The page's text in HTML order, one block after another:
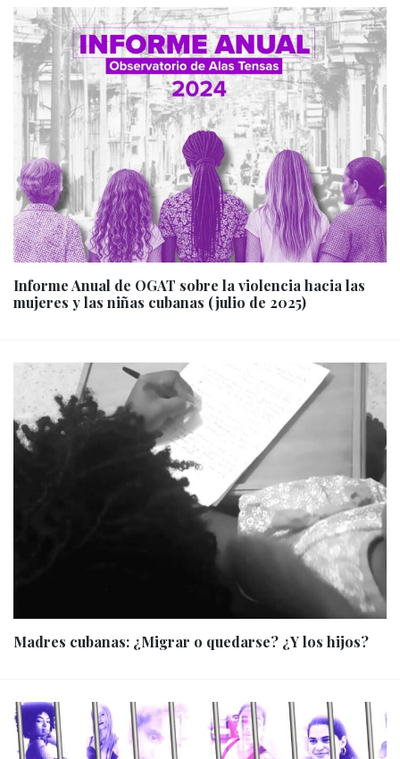
Informe Anual de OGAT sobre la violencia hacia las
mujeres y las niñas cubanas (julio de 2025)
Madres cubanas: ¿Migrar o quedarse? ¿Y los hijos?